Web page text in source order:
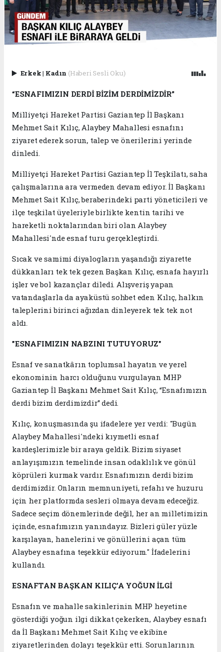
Erkek| Kadın (Haberi Sesli Oku)
“ESNAFIMIZIN DERDİ BİZİM DERDİMİZDİR”
Milliyetçi Hareket Partisi Gaziantep İl Başkanı
Mehmet Sait Kılıç, Alaybey Mahallesi esnafını
ziyaret ederek sorun, talep ve önerilerini yerinde
dinledi.
Milliyetçi Hareket Partisi Gaziantep İl Teşkilatı, saha
çalışmalarına ara vermeden devam ediyor. İl Başkanı
Mehmet Sait Kılıç, beraberindeki parti yöneticileri ve
ilçe teşkilat üyeleriyle birlikte kentin tarihi ve
hareketli noktalarından biri olan Alaybey
Mahallesi'nde esnaf turu gerçekleştirdi.
Sıcak ve samimi diyalogların yaşandığı ziyarette
dükkanları tek tek gezen Başkan Kılıç, esnafa hayırlı
işler ve bol kazançlar diledi. Alışveriş yapan
vatandaşlarla da ayaküstü sohbet eden Kılıç, halkın
taleplerini birinci ağızdan dinleyerek tek tek not
aldı.
"ESNAFIMIZIN NABZINI TUTUYORUZ"
Esnaf ve sanatkârın toplumsal hayatın ve yerel
ekonominin harcı olduğunu vurgulayan MHP
Gaziantep İl Başkanı Mehmet Sait Kılıç, “Esnafımızın
derdi bizim derdimizdir” dedi.
Kılıç, konuşmasında şu ifadelere yer verdi: "Bugün
Alaybey Mahallesi'ndeki kıymetli esnaf
kardeşlerimizle bir araya geldik. Bizim siyaset
anlayışımızın temelinde insan odaklılık ve gönül
köprüleri kurmak vardır. Esnafımızın derdi bizim
derdimizdir. Onların memnuniyeti, refahı ve huzuru
için her platformda sesleri olmaya devam edeceğiz.
Sadece seçim dönemlerinde değil, her an milletimizin
içinde, esnafımızın yanındayız. Bizleri güler yüzle
karşılayan, hanelerini ve gönüllerini açan tüm
Alaybey esnafına teşekkür ediyorum." İfadelerini
kullandı.
ESNAFTAN BAŞKAN KILIÇ’A YOĞUN İLGİ
Esnafın ve mahalle sakinlerinin MHP heyetine
gösterdiği yoğun ilgi dikkat çekerken, Alaybey esnafı
da İl Başkanı Mehmet Sait Kılıç ve ekibine
ziyaretlerinden dolayı teşekkür etti. Sorunlarının